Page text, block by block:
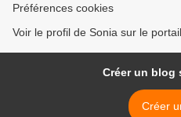
Préférences cookies
Voir le profil de Sonia sur le
Créer un blog
Créer